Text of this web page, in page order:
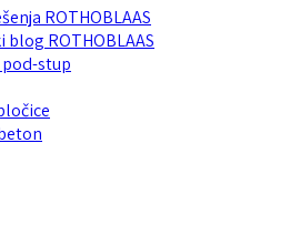
ROTHOBLAAS
blog ROTHOBLAAS
pod-stup